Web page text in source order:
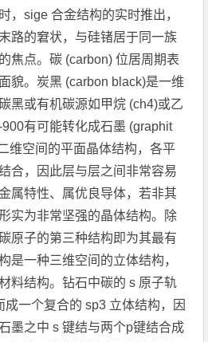
，sige 合金结构的实时推出，
路的窘状，与硅锗居于同一族
焦点。碳 (carbon) 位居周期表
貌。炭黑 (carbon black)是一维
黑或有机碳源如甲烷 (ch4)或乙
有可能转化成石墨 (graphit
维空间的平面晶体结构，各平
合，因此层与层之间非常容易
属特性、属优良导体，若非其
实为非常坚强的晶体结构。除
原子的第三种结构即为其最有
是一种三维空间的立体结构，
料结构。钻石中碳的 s 原子轨
一个复合的 sp3 立体结构，因
墨之中 s 键结与两个p键结合成